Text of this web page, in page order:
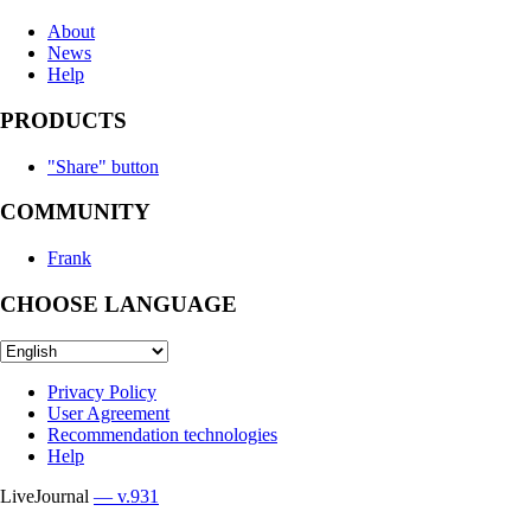
About
News
Help
PRODUCTS
"Share" button
COMMUNITY
Frank
CHOOSE LANGUAGE
Privacy Policy
User Agreement
Recommendation technologies
Help
LiveJournal — v.931